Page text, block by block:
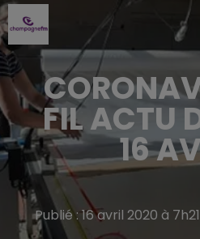
FIL ACTU
16
Publié : 16 avril 2020 à